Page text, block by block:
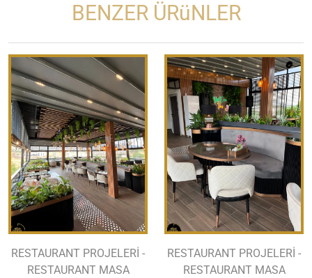
BENZER ÜRüNLER
RESTAURANT PROJELERİ -
RESTAURANT MASA
RESTAURANT PROJELERİ -
RESTAURANT MASA